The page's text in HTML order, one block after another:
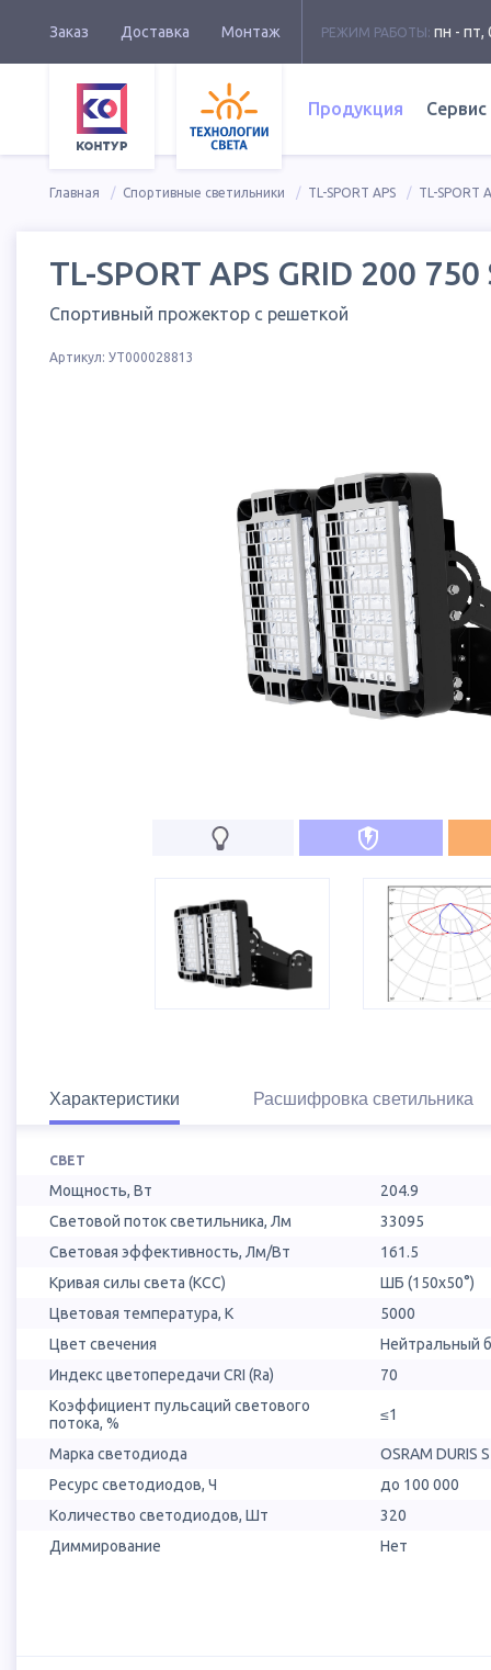
Заказ Доставка Монтаж РЕЖИМ РАБОТЫ: пн - пт,
Продукция Сервис
Главная Спортивные светильники TL-SPORT APS TL-SPORT
TL-SPORT APS GRID 200 750
Спортивный прожектор с решеткой
Артикул: УТ000028813
Характеристики Расшифровка светильника
СВЕТ
Мощность, Вт
204.9
Световой поток светильника, Лм
33095
Световая эффективность, Лм/Вт
161.5
Кривая силы света (КСС)
ШБ (150х50°)
Цветовая температура, К
5000
Цвет свечения
Нейтральный
Индекс цветопередачи CRI (Ra)
70
Коэффициент пульсаций светового
потока, %
≤1
Марка светодиода
OSRAM DURIS
Ресурс светодиодов, Ч
до 100 000
Количество светодиодов, Шт
320
Диммирование
Нет